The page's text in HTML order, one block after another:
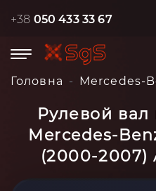
+38 050 433 33 67
Головна Mercedes-
Рулевой
Mercedes-
(2000-2007)